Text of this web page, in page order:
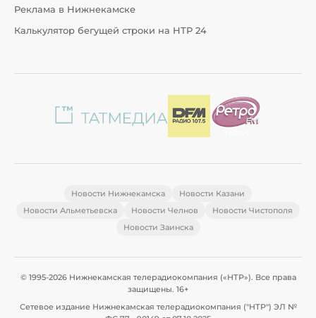
Реклама в Нижнекамске
Калькулятор бегущей строки на НТР 24
Новости Нижнекамска
Новости Казани
Новости Альметьевска
Новости Челнов
Новости Чистополя
Новости Заинска
© 1995-2026 Нижнекамская телерадиокомпания («НТР»). Все права
защищены. 16+
Сетевое издание Нижнекамская телерадиокомпания ("НТР") ЭЛ №